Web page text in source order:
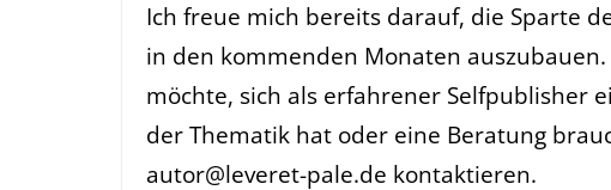
Ich freue mich bereits darauf, die Sparte
in den kommenden Monaten
möchte, sich als erfahrener Selfpublisher
der Thematik hat oder eine Beratung
autor@leveret-pale.de kontaktieren.